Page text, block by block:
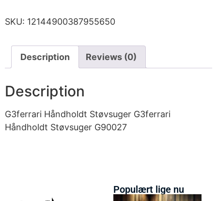
SKU: 12144900387955650
Description Reviews (0)
Description
G3ferrari Håndholdt Støvsuger G3ferrari
Håndholdt Støvsuger G90027
Populært lige nu